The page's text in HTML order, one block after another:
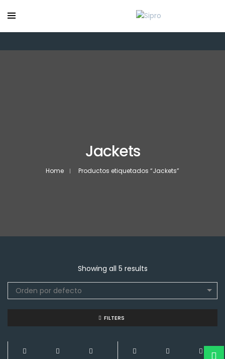
Jackets
Home Productos etiquetados “Jackets”
Showing all 5 results
Orden por defecto
FILTERS
NEW NEW